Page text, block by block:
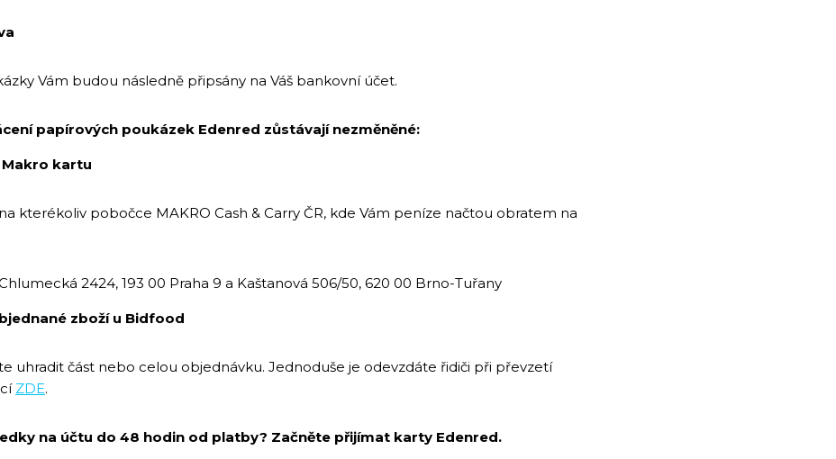
Vám budou následně připsány na Váš bankovní účet.
papírových poukázek Edenred zůstávají nezměněné:
kartu
kterékoliv pobočce MAKRO Cash & Carry ČR, kde Vám peníze načtou obratem na
2424, 193 00 Praha 9 a Kaštanová 506/50, 620 00 Brno-Tuřany
zboží u Bidfood
uhradit část nebo celou objednávku. Jednoduše je odevzdáte řidiči při převzetí
ZDE.
na účtu do 48 hodin od platby? Začněte přijímat karty Edenred.